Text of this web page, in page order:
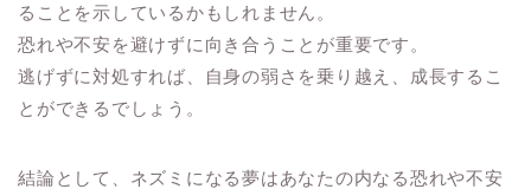
ることを示しているかもしれません。
恐れや不安を避けずに向き合うことが重要です。
逃げずに対処すれば、自身の弱さを乗り越え、成長するこ
とができるでしょう。
結論として、ネズミになる夢はあなたの内なる恐れや不安